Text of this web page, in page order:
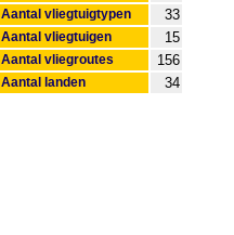
Aantal vliegtuigtypen 33
Aantal vliegtuigen 15
Aantal vliegroutes 156
Aantal landen 34